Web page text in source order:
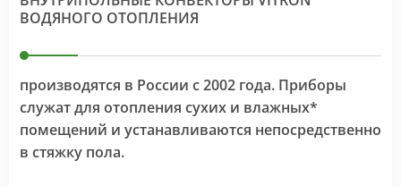
ВОДЯНОГО ОТОПЛЕНИЯ
производятся в России с 2002 года. Приборы
служат для отопления сухих и влажных*
помещений и устанавливаются непосредственно
в стяжку пола.